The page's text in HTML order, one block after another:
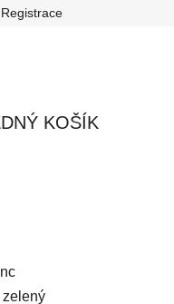
Odstoupení od smlouvy
Registrace
KOŠÍK
zelený